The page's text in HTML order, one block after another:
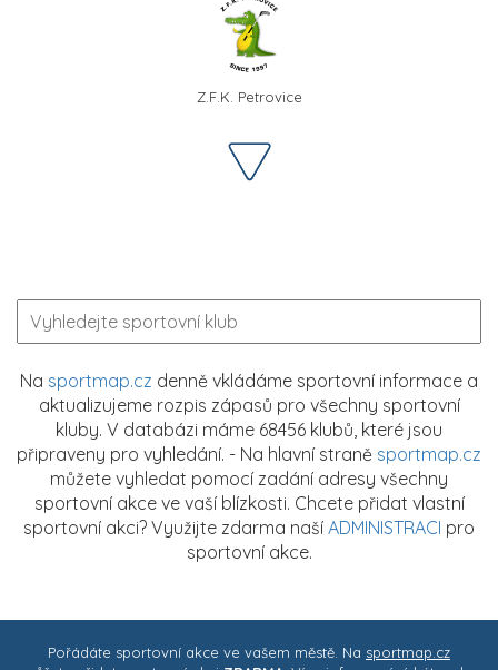
Z.F.K. Petrovice
Na sportmap.cz denně vkládáme sportovní informace a
aktualizujeme rozpis zápasů pro všechny sportovní
kluby. V databázi máme 68456 klubů, které jsou
připraveny pro vyhledání. - Na hlavní straně sportmap.cz
můžete vyhledat pomocí zadání adresy všechny
sportovní akce ve vaší blízkosti. Chcete přidat vlastní
sportovní akci? Využijte zdarma naší ADMINISTRACI pro
sportovní akce.
Pořádáte sportovní akce ve vašem městě. Na sportmap.cz